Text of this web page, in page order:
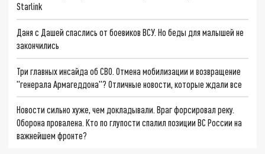
Starlink
Даня с Дашей спаслись от боевиков ВСУ. Но беды для малышей не
закончились
Три главных инсайда об СВО. Отмена мобилизации и возвращение
"генерала Армагеддона"? Отличные новости, которые ждали все
Новости сильно хуже, чем докладывали. Враг форсировал реку.
Оборона провалена. Кто по глупости спалил позиции ВС России на
важнейшем фронте?